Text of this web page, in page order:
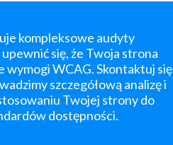
kompleksowe audyty
się, że Twoja strona
wymogi WCAG. Skontaktuj się
szczegółową analizę i
Twojej strony do
dostępności.